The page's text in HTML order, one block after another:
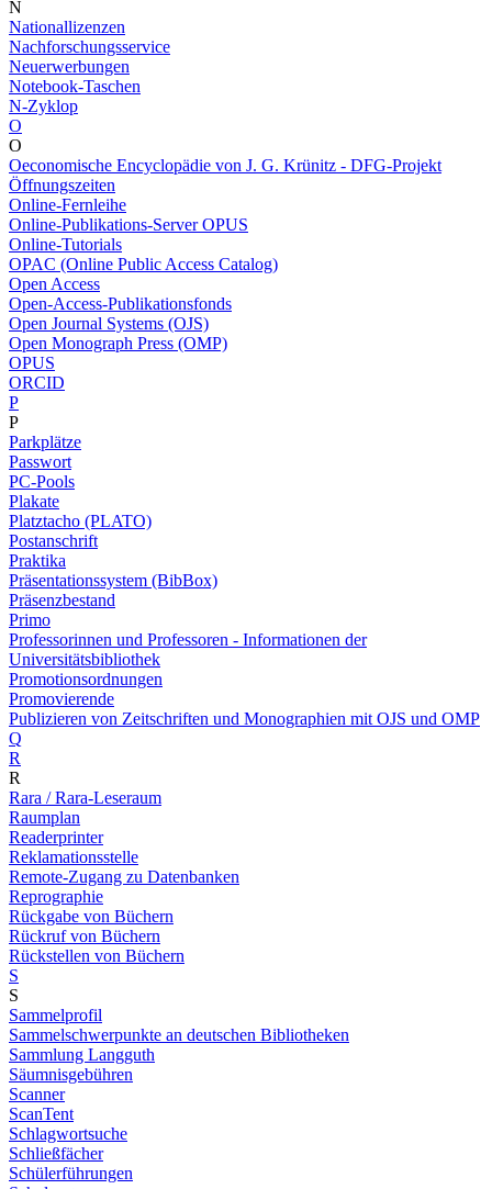
N
Nationallizenzen
Nachforschungsservice
Neuerwerbungen
Notebook-Taschen
N-Zyklop
O
O
Oeconomische Encyclopädie von J. G. Krünitz - DFG-Projekt
Öffnungszeiten
Online-Fernleihe
Online-Publikations-Server OPUS
Online-Tutorials
OPAC (Online Public Access Catalog)
Open Access
Open-Access-Publikationsfonds
Open Journal Systems (OJS)
Open Monograph Press (OMP)
OPUS
ORCID
P
P
Parkplätze
Passwort
PC-Pools
Plakate
Platztacho (PLATO)
Postanschrift
Praktika
Präsentationssystem (BibBox)
Präsenzbestand
Primo
Professorinnen und Professoren - Informationen der
Universitätsbibliothek
Promotionsordnungen
Promovierende
Publizieren von Zeitschriften und Monographien mit OJS und OMP
Q
R
R
Rara / Rara-Leseraum
Raumplan
Readerprinter
Reklamationsstelle
Remote-Zugang zu Datenbanken
Reprographie
Rückgabe von Büchern
Rückruf von Büchern
Rückstellen von Büchern
S
S
Sammelprofil
Sammelschwerpunkte an deutschen Bibliotheken
Sammlung Langguth
Säumnisgebühren
Scanner
ScanTent
Schlagwortsuche
Schließfächer
Schülerführungen